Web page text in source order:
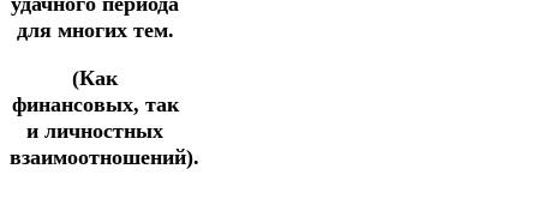
для многих тем.
(Как
финансовых, так
и личностных
взаимоотношений).